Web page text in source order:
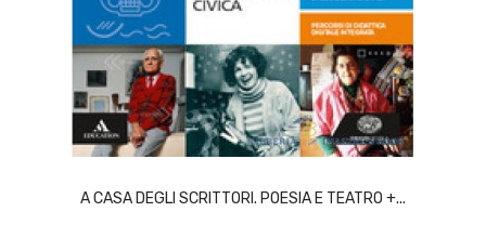
A CASA DEGLI SCRITTORI. POESIA E TEATRO +...
SCEGLI